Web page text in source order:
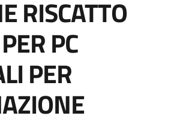
RISCATTO
PC
PER